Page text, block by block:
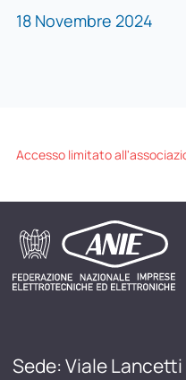
18 Novembre 2024
Accesso limitato
Sede: Viale